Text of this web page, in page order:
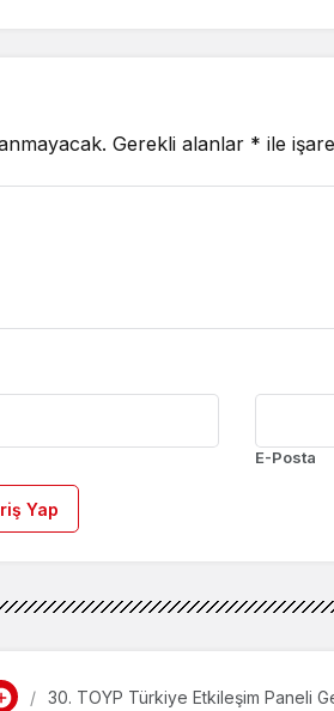
Gerekli alanlar * ile
E-Posta
Yap
30. TOYP Türkiye Etkileşim Paneli